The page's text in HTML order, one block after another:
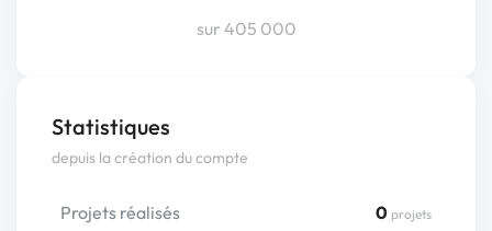
sur 405 000
Statistiques
depuis la création du compte
Projets réalisés 0 projets